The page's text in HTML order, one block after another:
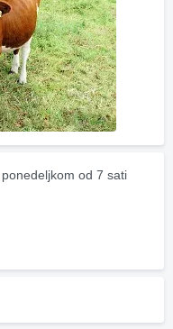
od 7 sati